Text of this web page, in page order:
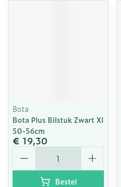
Bota
Bota Plus Bilstuk Zwart Xl
50-56cm
€ 19,30
Aantal
Bestel